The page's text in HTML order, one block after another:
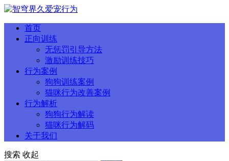
首页
正向训练
无惩罚引导方法
激励训练技巧
行为案例
狗狗训练案例
猫咪行为改善案例
行为解析
狗狗行为解读
猫咪行为解码
关于我们
搜索 收起